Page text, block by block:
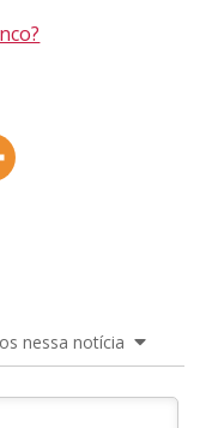
nessa notícia